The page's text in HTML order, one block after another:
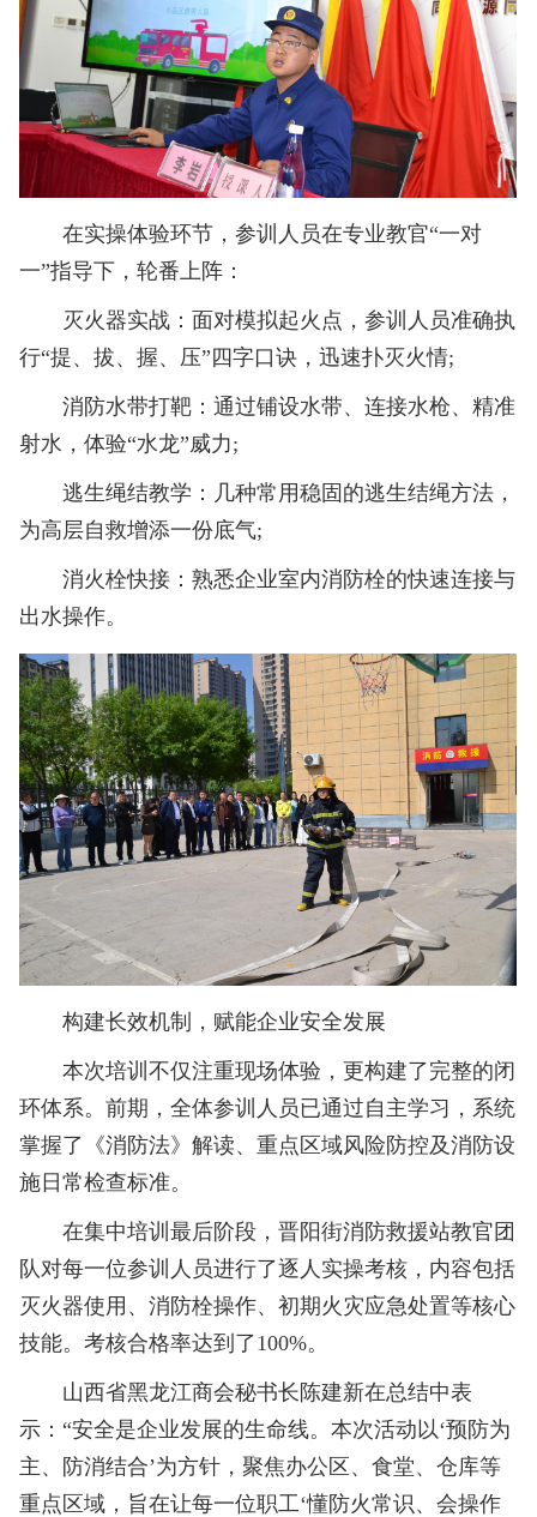
在实操体验环节，参训人员在专业教官“一对
一”指导下，轮番上阵：
灭火器实战：面对模拟起火点，参训人员准确执
行“提、拔、握、压”四字口诀，迅速扑灭火情;
消防水带打靶：通过铺设水带、连接水枪、精准
射水，体验“水龙”威力;
逃生绳结教学：几种常用稳固的逃生结绳方法，
为高层自救增添一份底气;
消火栓快接：熟悉企业室内消防栓的快速连接与
出水操作。
构建长效机制，赋能企业安全发展
本次培训不仅注重现场体验，更构建了完整的闭
环体系。前期，全体参训人员已通过自主学习，系统
掌握了《消防法》解读、重点区域风险防控及消防设
施日常检查标准。
在集中培训最后阶段，晋阳街消防救援站教官团
队对每一位参训人员进行了逐人实操考核，内容包括
灭火器使用、消防栓操作、初期火灾应急处置等核心
技能。考核合格率达到了100%。
山西省黑龙江商会秘书长陈建新在总结中表
示：“安全是企业发展的生命线。本次活动以‘预防为
主、防消结合’为方针，聚焦办公区、食堂、仓库等
重点区域，旨在让每一位职工‘懂防火常识、会操作